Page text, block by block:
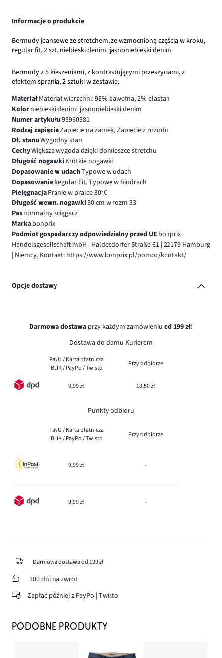
Informacje o produkcie
Bermudy jeansowe ze stretchem, ze wzmocnioną częścią w kroku,
regular fit, 2 szt. niebieski denim+jasnoniebieski denim
Bermudy z 5 kieszeniami, z kontrastującymi przeszyciami, z
efektem sprania, 2 sztuki w zestawie.
MateriałMateriał wierzchni: 98% bawełna, 2% elastan
Kolorniebieski denim+jasnoniebieski denim
Numer artykułu93960381
Rodzaj zapięciaZapięcie na zamek, Zapięcie z przodu
Dł. stanuWygodny stan
CechyWiększa wygoda dzięki domieszce stretchu
Długość nogawki Krótkie nogawki
Dopasowanie w udachTypowe w udach
DopasowanieRegular Fit, Typowe w biodrach
PielęgnacjaPranie w pralce 30°C
Długość wewn. nogawki30 cm w rozm 33
Pasnormalny ściągacz
Markabonprix
Podmiot gospodarczy odpowiedzialny przed UE bonprix
Handelsgesellschaft mbH | Haldesdorfer Straße 61 | 22179 Hamburg
| Niemcy, Kontakt: https://www.bonprix.pl/pomoc/kontakt/
Opcje dostawy
Darmowa dostawa przy każdym zamówieniu od 199 zł!
Dostawa do domu Kurierem
PayU / Karta płatnicza
BLIK / PayPo / Twisto
Przy odbiorze
9,99 zł 13,50 zł
Punkty odbioru
PayU / Karta płatnicza
BLIK / PayPo / Twisto
Przy odbiorze
9,99 zł -
9,99 zł -
Darmowa dostawa od 199 zł
100 dni na zwrot
Zapłać później z PayPo | Twisto
PODOBNE PRODUKTY